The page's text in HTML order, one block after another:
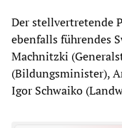
Der stellvertretende
ebenfalls führendes
Machnitzki
(Bildungsminister),
Igor Schwaiko